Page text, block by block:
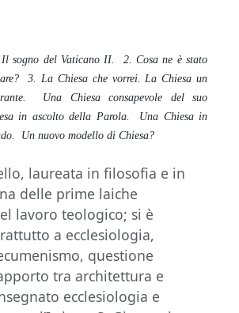
sogno del Vaticano II. 2. Cosa ne è stato
3. La Chiesa che vorrei. La Chiesa un
Una Chiesa consapevole del suo
in ascolto della Parola. Una Chiesa in
Un nuovo modello di Chiesa?
laureata in filosofia e in
delle prime laiche
lavoro teologico; si è
a ecclesiologia,
questione
tra architettura e
ecclesiologia e